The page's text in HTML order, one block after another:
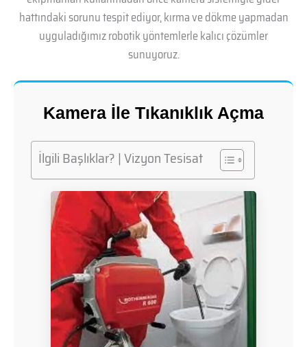
hattındaki sorunu tespit ediyor, kırma ve dökme yapmadan
uyguladığımız robotik yöntemlerle kalıcı çözümler
sunuyoruz.
Kamera İle Tıkanıklık Açma
İlgili Başlıklar? | Vizyon Tesisat